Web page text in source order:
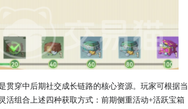
贯穿中后期社交成长链路的核心资源。玩家可根据当
活组合上述四种获取方式：前期侧重活动+活跃宝箱